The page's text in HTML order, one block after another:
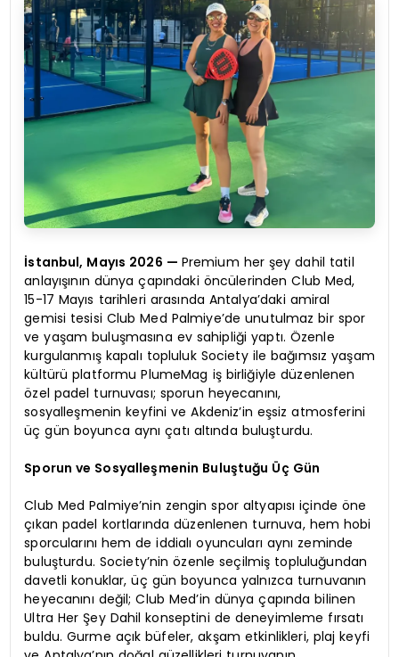
İstanbul, Mayıs 2026 — Premium her şey dahil tatil
anlayışının dünya çapındaki öncülerinden Club Med,
15-17 Mayıs tarihleri arasında Antalya’daki amiral
gemisi tesisi Club Med Palmiye’de unutulmaz bir spor
ve yaşam buluşmasına ev sahipliği yaptı. Özenle
kurgulanmış kapalı topluluk Society ile bağımsız yaşam
kültürü platformu PlumeMag iş birliğiyle düzenlenen
özel padel turnuvası; sporun heyecanını,
sosyalleşmenin keyfini ve Akdeniz’in eşsiz atmosferini
üç gün boyunca aynı çatı altında buluşturdu.
Sporun ve Sosyalleşmenin Buluştuğu Üç Gün
Club Med Palmiye’nin zengin spor altyapısı içinde öne
çıkan padel kortlarında düzenlenen turnuva, hem hobi
sporcularını hem de iddialı oyuncuları aynı zeminde
buluşturdu. Society’nin özenle seçilmiş topluluğundan
davetli konuklar, üç gün boyunca yalnızca turnuvanın
heyecanını değil; Club Med’in dünya çapında bilinen
Ultra Her Şey Dahil konseptini de deneyimleme fırsatı
buldu. Gurme açık büfeler, akşam etkinlikleri, plaj keyfi